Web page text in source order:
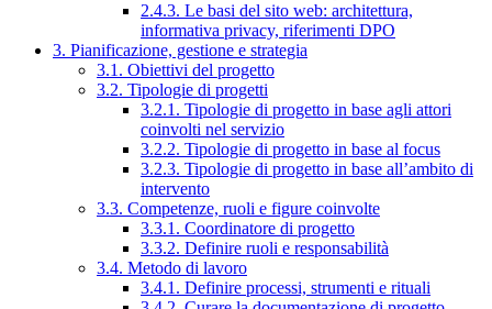
2.4.3. Le basi del sito web: architettura,
informativa privacy, riferimenti DPO
3. Pianificazione, gestione e strategia
3.1. Obiettivi del progetto
3.2. Tipologie di progetti
3.2.1. Tipologie di progetto in base agli attori
coinvolti nel servizio
3.2.2. Tipologie di progetto in base al focus
3.2.3. Tipologie di progetto in base all’ambito di
intervento
3.3. Competenze, ruoli e figure coinvolte
3.3.1. Coordinatore di progetto
3.3.2. Definire ruoli e responsabilità
3.4. Metodo di lavoro
3.4.1. Definire processi, strumenti e rituali